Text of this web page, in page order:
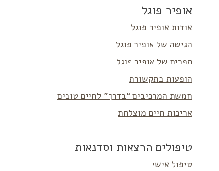
אופיר פוגל
אודות אופיר פוגל
הגישה של אופיר פוגל
ספרים של אופיר פוגל
הופעות בתקשורת
חמשת המרכיבים “בדרך” לחיים טובים
אריכות חיים מוצלחת
טיפולים הרצאות וסדנאות
טיפול אישי